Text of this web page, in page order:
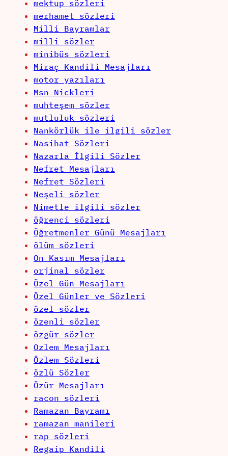
mektup sözleri
merhamet sözleri
Milli Bayramlar
milli sözler
minibüs sözleri
Miraç Kandili Mesajları
motor yazıları
Msn Nickleri
muhteşem sözler
mutluluk sözleri
Nankörlük ile ilgili sözler
Nasihat Sözleri
Nazarla İlgili Sözler
Nefret Mesajları
Nefret Sözleri
Neşeli sözler
Nimetle ilgili sözler
öğrenci sözleri
Öğretmenler Günü Mesajları
ölüm sözleri
On Kasım Mesajları
orjinal sözler
Özel Gün Mesajları
Özel Günler ve Sözleri
özel sözler
özenli sözler
özgür sözler
Ozlem Mesajları
Özlem Sözleri
özlü Sözler
Özür Mesajları
racon sözleri
Ramazan Bayramı
ramazan manileri
rap sözleri
Regaip Kandili